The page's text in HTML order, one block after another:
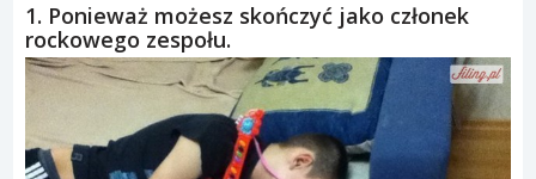
1. Ponieważ możesz skończyć jako członek
rockowego zespołu.